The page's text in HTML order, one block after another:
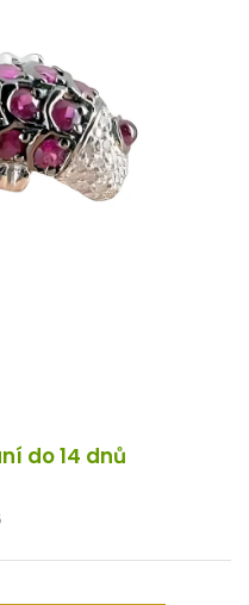
do 14 dnů